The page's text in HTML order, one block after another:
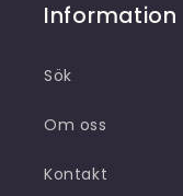
Information
Sök
Om oss
Kontakt